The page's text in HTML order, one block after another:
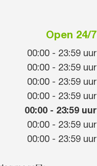
Open 24/7
00:00 - 23:59 uur
00:00 - 23:59 uur
00:00 - 23:59 uur
00:00 - 23:59 uur
00:00 - 23:59 uur
00:00 - 23:59 uur
00:00 - 23:59 uur